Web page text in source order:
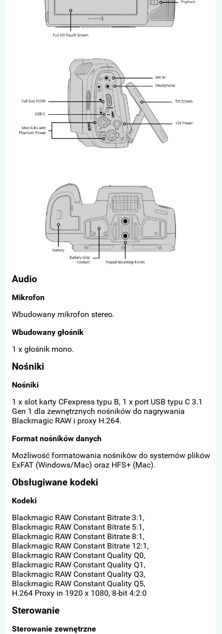
Audio
Mikrofon
Wbudowany mikrofon stereo.
Wbudowany głośnik
1 x głośnik mono.
Nośniki
Nośniki
1 x slot karty CFexpress typu B, 1 x port USB typu C 3.1
Gen 1 dla zewnętrznych nośników do nagrywania
Blackmagic RAW i proxy H.264.
Format nośników danych
Możliwość formatowania nośników do systemów plików
ExFAT (Windows/Mac) oraz HFS+ (Mac).
Obsługiwane kodeki
Kodeki
Blackmagic RAW Constant Bitrate 3:1,
Blackmagic RAW Constant Bitrate 5:1,
Blackmagic RAW Constant Bitrate 8:1,
Blackmagic RAW Constant Bitrate 12:1,
Blackmagic RAW Constant Quality Q0,
Blackmagic RAW Constant Quality Q1,
Blackmagic RAW Constant Quality Q3,
Blackmagic RAW Constant Quality Q5,
H.264 Proxy in 1920 x 1080, 8-bit 4:2:0
Sterowanie
Sterowanie zewnętrzne